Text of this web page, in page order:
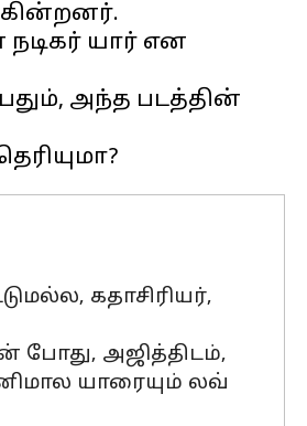
யார் என
அந்த படத்தின்
கதாசிரியர்,
போது, அஜித்திடம்,
யாரையும் லவ்